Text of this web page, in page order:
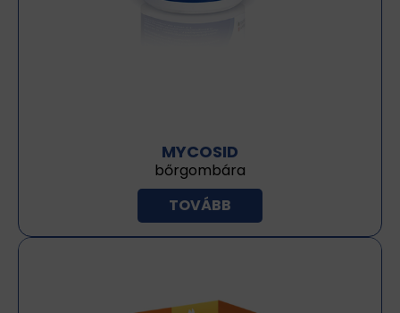
MYCOSID
bőrgombára
TOVÁBB